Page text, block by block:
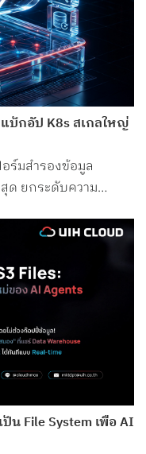
แบ็กอัป K8s สเกลใหญ่
ร์มสำรองข้อมูล
ด ยกระดับความ
น File System เพื่อ AI